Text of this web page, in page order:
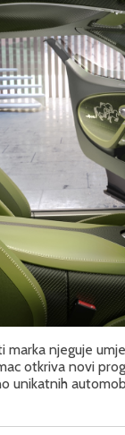
marka njeguje
otkriva novi
unikatnih